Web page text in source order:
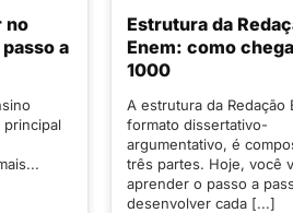
no
a
principal
Estrutura da
Enem: como
1000
A estrutura da Redação
formato dissertativo-
argumentativo, é
três partes. Hoje, você
aprender o passo a
desenvolver cada [...]